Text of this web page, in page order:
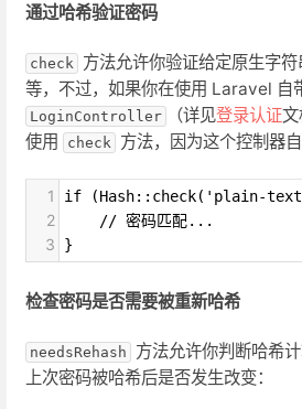
通过哈希验证密码
check 方法允许你验证给定原生字
等，不过，如果你在使用 Laravel 自
LoginController （详见登录认证
使用
check 方法，因为这个控制器
1 if (Hash::check('plain-
2
    // 密码匹配...
3 }
检查密码是否需要被重新哈希
needsRehash
方法允许你判断哈希
上次密码被哈希后是否发生改变：